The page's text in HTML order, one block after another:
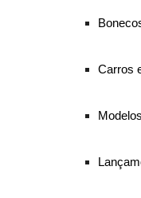
Carros